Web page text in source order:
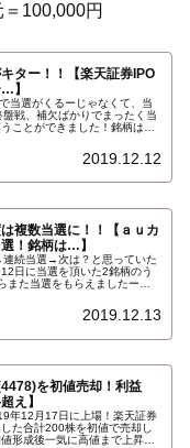
100,000円
ター！！【楽天証券IPO
】
当選がくるーじゃなくて、当
戦、補欠ばかりでまったく当
ことができました！銘柄はち
当選をくれた証券会社は…
2019.12.12
複数当選に！！【ａｕカ
！銘柄は…】
続当選→次は？と思っていた
日に当選を頂いた2銘柄のう
また当選をもらえましたー！
2019.12.13
を初値売却！利益
え】
年12月17日に上場！楽天証券
た合計200株を初値で売却し
形成後一気に高値まで上昇、